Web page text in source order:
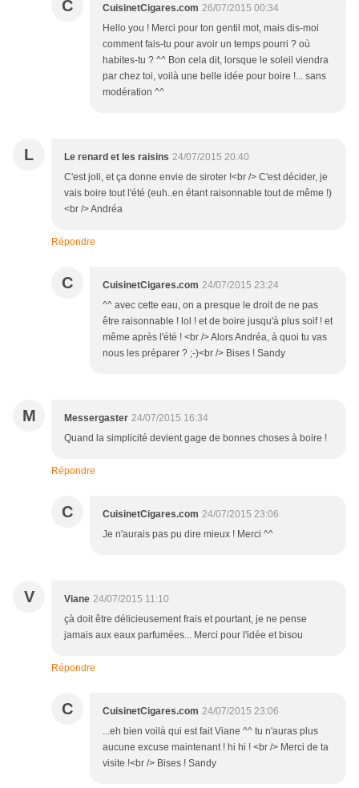
C CuisinetCigares.com 26/07/2015 00:34
Hello you ! Merci pour ton gentil mot, mais dis-moi
comment fais-tu pour avoir un temps pourri ? où
habites-tu ? ^^ Bon cela dit, lorsque le soleil viendra
par chez toi, voilà une belle idée pour boire !... sans
modération ^^
L Le renard et les raisins 24/07/2015 20:40
C'est joli, et ça donne envie de siroter !<br /> C'est décider, je
vais boire tout l'été (euh..en étant raisonnable tout de même !)
<br /> Andréa
Répondre
C CuisinetCigares.com 24/07/2015 23:24
^^ avec cette eau, on a presque le droit de ne pas
être raisonnable ! lol ! et de boire jusqu'à plus soif ! et
même après l'été ! <br /> Alors Andréa, à quoi tu vas
nous les préparer ? ;-)<br /> Bises ! Sandy
M Messergaster 24/07/2015 16:34
Quand la simplicité devient gage de bonnes choses à boire !
Répondre
C CuisinetCigares.com 24/07/2015 23:06
Je n'aurais pas pu dire mieux ! Merci ^^
V Viane 24/07/2015 11:10
çà doit être délicieusement frais et pourtant, je ne pense
jamais aux eaux parfumées... Merci pour l'idée et bisou
Répondre
C CuisinetCigares.com 24/07/2015 23:06
...eh bien voilà qui est fait Viane ^^ tu n'auras plus
aucune excuse maintenant ! hi hi ! <br /> Merci de ta
visite !<br /> Bises ! Sandy